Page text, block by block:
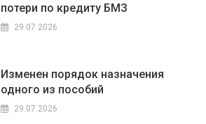
потери по кредиту БМЗ
29.07.2026
Изменен порядок назначения
одного из пособий
29.07.2026